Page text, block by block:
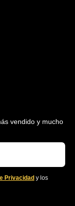
vendido y mucho
Privacidad y los